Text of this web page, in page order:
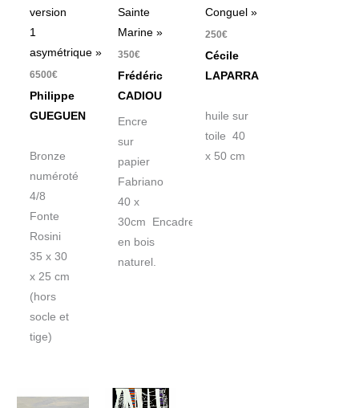
version
1
asymétrique »
6500€
Philippe
GUEGUEN
Bronze
numéroté
4/8
Fonte
Rosini
35 x 30
x 25 cm
(hors
socle et
tige)
Sainte
Marine »
350€
Frédéric
CADIOU
Encre
sur
papier
Fabriano
40 x
30cm Encadrement
en bois
naturel.
Conguel »
250€
Cécile
LAPARRA
huile sur
toile 40
x 50 cm